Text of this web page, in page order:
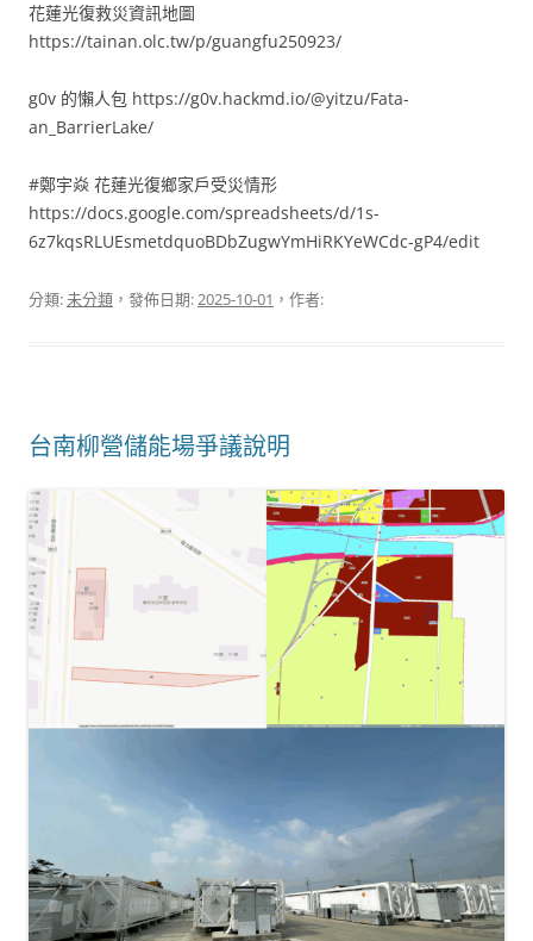
花蓮光復救災資訊地圖
https://tainan.olc.tw/p/guangfu250923/
g0v 的懶人包 https://g0v.hackmd.io/@yitzu/Fata-
an_BarrierLake/
#鄭宇焱 花蓮光復鄉家戶受災情形
https://docs.google.com/spreadsheets/d/1s-
6z7kqsRLUEsmetdquoBDbZugwYmHiRKYeWCdc-gP4/edit
分類:未分類 ，發佈日期:2025-10-01 ，作者:
台南柳營儲能場爭議說明